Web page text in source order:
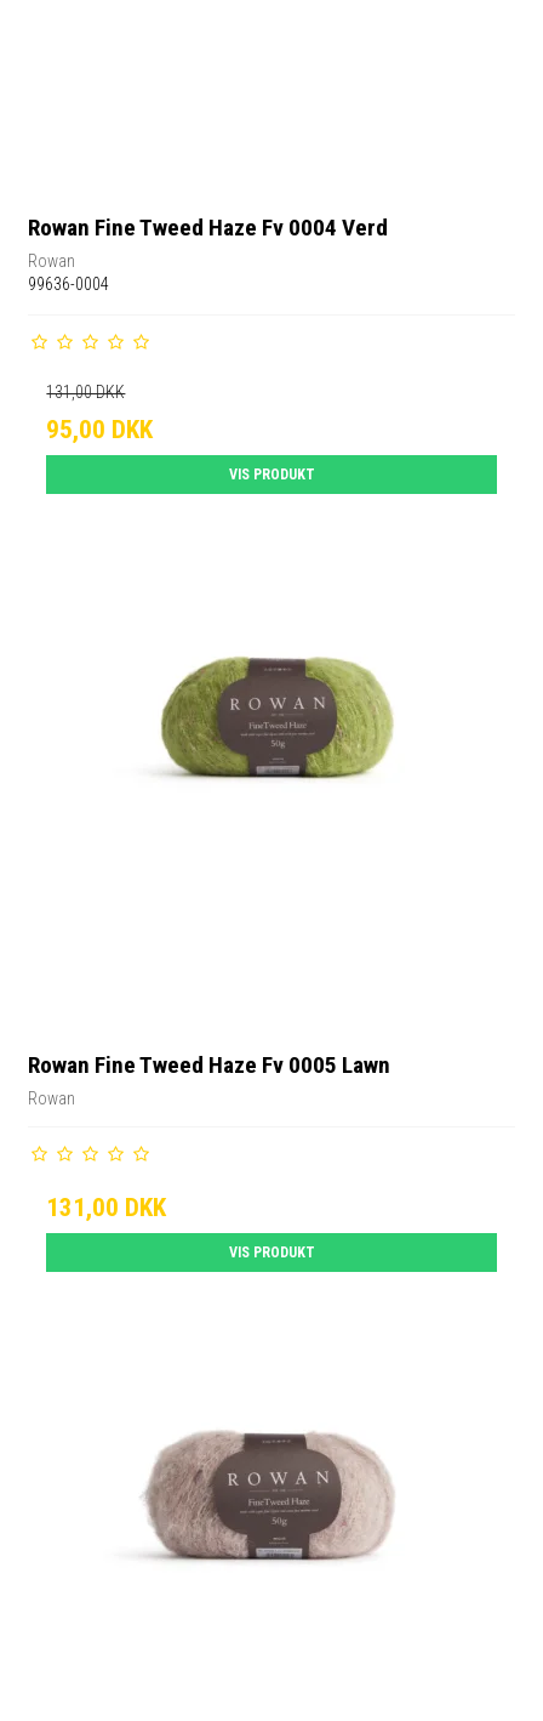
Rowan Fine Tweed Haze Fv 0004 Verd
Rowan
99636-0004
131,00 DKK
95,00 DKK
VIS PRODUKT
Rowan Fine Tweed Haze Fv 0005 Lawn
Rowan
131,00 DKK
VIS PRODUKT